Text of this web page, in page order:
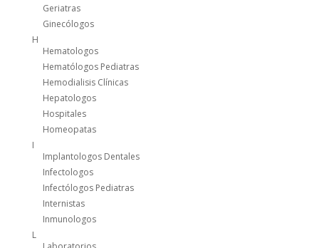
Geriatras
Ginecólogos
H
Hematologos
Hematólogos Pediatras
Hemodialisis Clínicas
Hepatologos
Hospitales
Homeopatas
I
Implantologos Dentales
Infectologos
Infectólogos Pediatras
Internistas
Inmunologos
L